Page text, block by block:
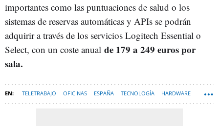
importantes como las puntuaciones de salud o los
sistemas de reservas automáticas y APIs se podrán
adquirir a través de los servicios Logitech Essential o
Select, con un coste anual de 179 a 249 euros por
sala.
TELETRABAJO OFICINAS ESPAÑA TECNOLOGÍA HARDWARE